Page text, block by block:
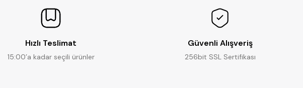
Hızlı Teslimat
15:00’a kadar seçili ürünler
Güvenli Alışveriş
256bit SSL Sertifikası